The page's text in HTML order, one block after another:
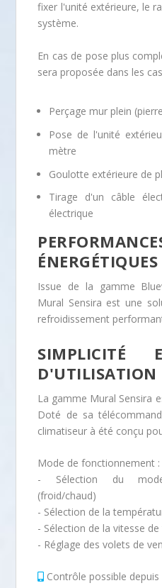
fixer l'unité extérieure, le
système.
En cas de pose plus
sera proposée dans les
Perçage mur plein
Pose de l'unité
mètre
Goulotte extérieure de
Tirage d'un câble
électrique
ÉNERGÉTIQUES
Issue de la gamme
Mural Sensira est une
refroidissement
SIMPLICITÉ
D'UTILISATION
La gamme Mural Sensira
Doté de sa
climatiseur à été conçu
Mode de fonctionnement
- Sélection du
(froid/chaud)
- Sélection de la
- Sélection de la vitesse
- Réglage des volets de
Contrôle possible